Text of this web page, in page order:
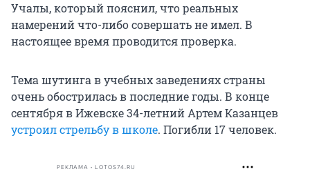
Учалы, который пояснил, что реальных
намерений что-либо совершать не имел. В
настоящее время проводится проверка.
Тема шутинга в учебных заведениях страны
очень обострилась в последние годы. В конце
сентября в Ижевске 34-летний Артем Казанцев
устроил стрельбу в школе. Погибли 17 человек.
РЕКЛАМА • LOTOS74.RU